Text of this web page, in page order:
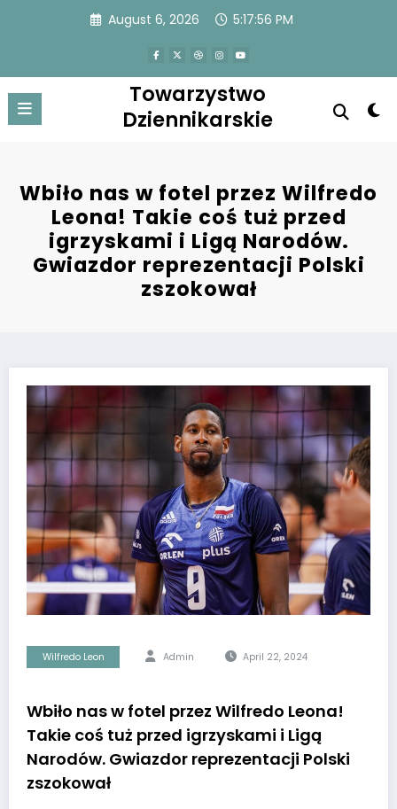
August 6, 2026 5:17:56 PM
Towarzystwo
Dziennikarskie
Wbiło nas w fotel przez Wilfredo
Leona! Takie coś tuż przed
igrzyskami i Ligą Narodów.
Gwiazdor reprezentacji Polski
zszokował
Wilfredo Leon Admin April 22, 2024
Wbiło nas w fotel przez Wilfredo Leona!
Takie coś tuż przed igrzyskami i Ligą
Narodów. Gwiazdor reprezentacji Polski
zszokował